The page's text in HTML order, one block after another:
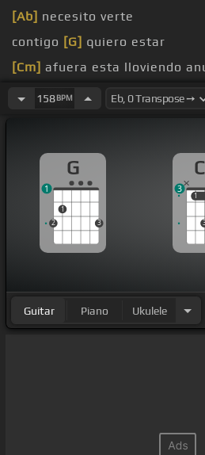
[Ab] necesito verte
contigo [G] quiero estar
[Cm] afuera esta lloviendo
ciclón
perfecto para
158BPM
G
2
1
3
1
C
11
3
Guitar Piano Ukulele